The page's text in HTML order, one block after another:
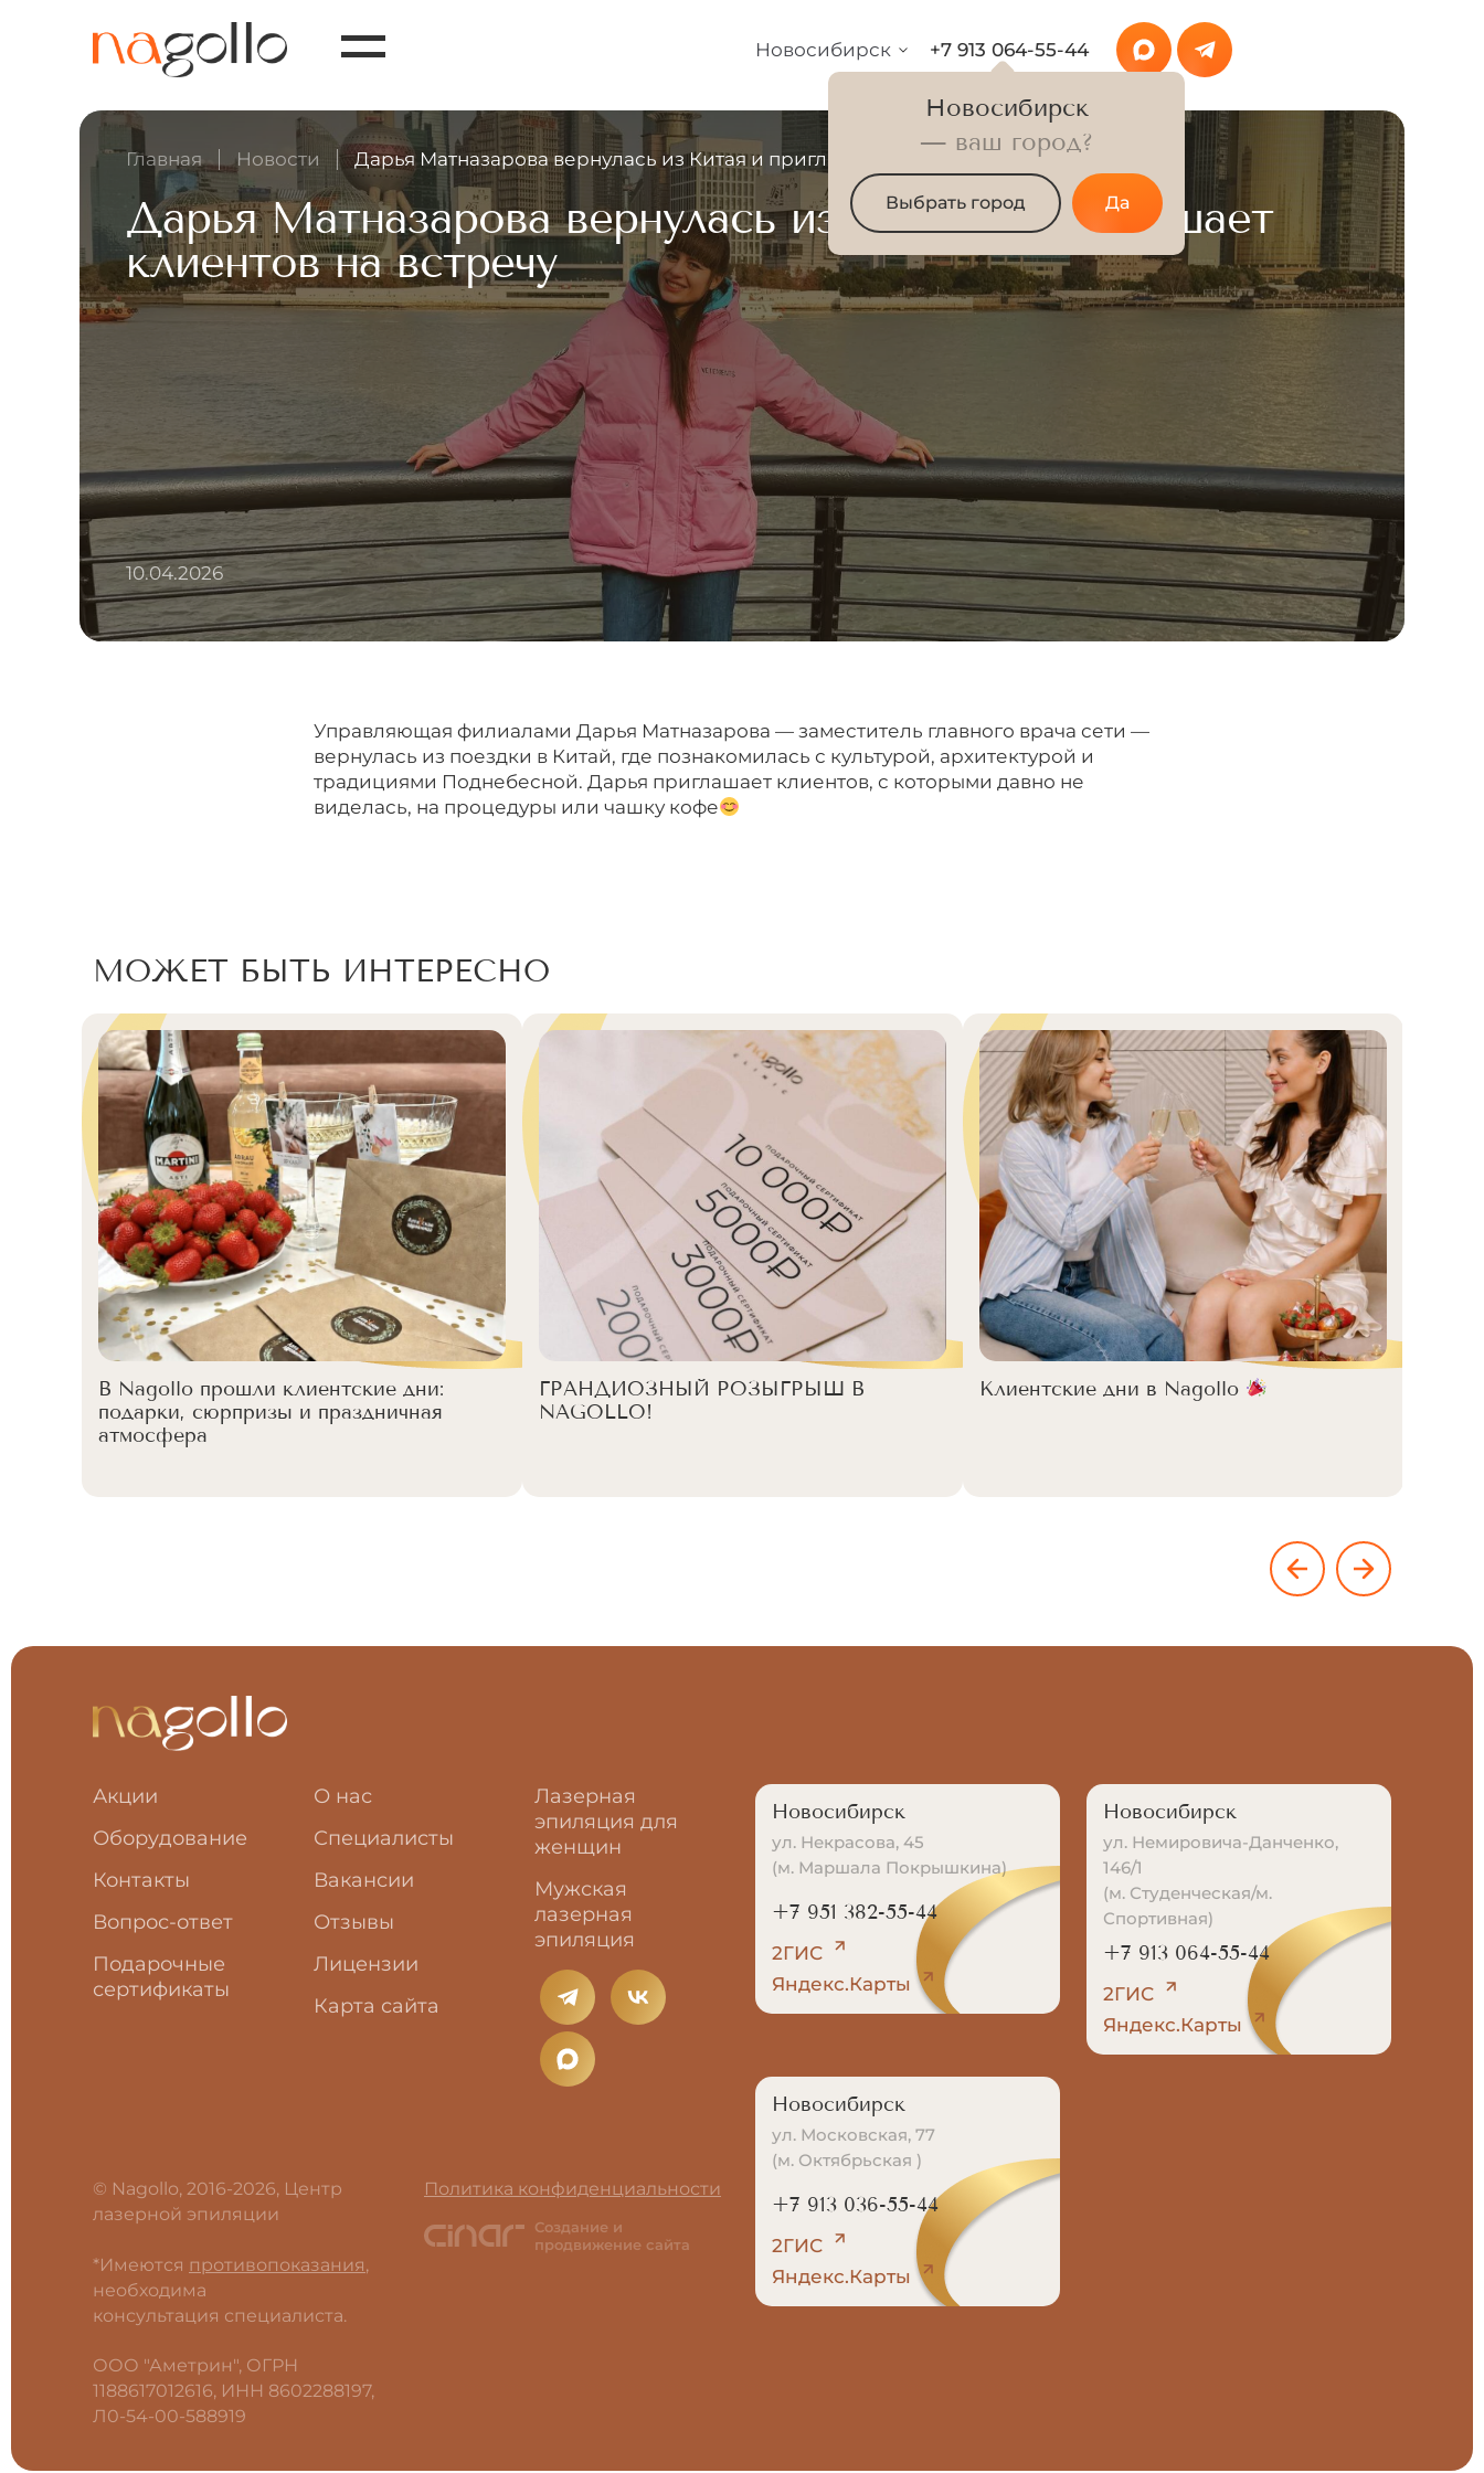
Новосибирск
Новосибирск
— ваш город?
Выбрать город Да
+7 913 064-55-44
Главная Новости Дарья Матназарова вернулась из Китая и приглашает клиентов на встречу
Дарья Матназарова вернулась из Китая и приглашает
клиентов на встречу
10.04.2026
Управляющая филиалами Дарья Матназарова — заместитель главного врача сети —
вернулась из поездки в Китай, где познакомилась с культурой, архитектурой и
традициями Поднебесной. Дарья приглашает клиентов, с которыми давно не
виделась, на процедуры или чашку кофе
МОЖЕТ БЫТЬ ИНТЕРЕСНО
В Nagollo прошли клиентские дни:
подарки, сюрпризы и праздничная
атмосфера
ГРАНДИОЗНЫЙ РОЗЫГРЫШ В
NAGOLLO!
Клиентские дни в Nagollo
Акции
Оборудование
Контакты
Вопрос-ответ
Подарочные
сертификаты
О нас
Специалисты
Вакансии
Отзывы
Лицензии
Карта сайта
Лазерная
эпиляция для
женщин
Мужская
лазерная
эпиляция
© Nagollo, 2016-2026, Центр
лазерной эпиляции
*Имеются противопоказания,
необходима
консультация специалиста.
ООО "Аметрин", ОГРН
1188617012616, ИНН 8602288197,
Л0-54-00-588919
Политика конфиденциальности
Создание и
продвижение сайта
Новосибирск
ул. Некрасова, 45
(м. Маршала Покрышкина)
+7 951 382-55-44
2ГИС
Яндекс.Карты
Новосибирск
ул. Немировича-Данченко,
146/1
(м. Студенческая/м.
Спортивная)
+7 913 064-55-44
2ГИС
Яндекс.Карты
Новосибирск
ул. Московская, 77
(м. Октябрьская )
+7 913 036-55-44
2ГИС
Яндекс.Карты